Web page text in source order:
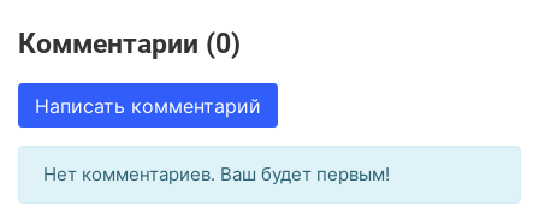
Комментарии (0)
Написать комментарий
Нет комментариев. Ваш будет первым!